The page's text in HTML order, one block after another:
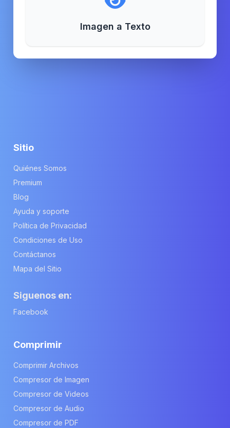
Imagen a Texto
Sitio
Quiénes Somos
Premium
Blog
Ayuda y soporte
Política de Privacidad
Condiciones de Uso
Contáctanos
Mapa del Sitio
Siguenos en:
Facebook
Comprimir
Comprimir Archivos
Compresor de Imagen
Compresor de Videos
Compresor de Audio
Compresor de PDF